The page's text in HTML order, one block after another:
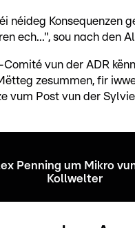
néideg Konsequenzen
ech...", sou nach den
Comité vun der ADR
zesummen, fir
vum Post vun der
Penning um Mikro
Kollwelter